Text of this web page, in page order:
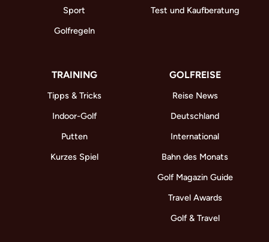
Sport
Golfregeln
Test und Kaufberatung
TRAINING
Tipps & Tricks
Indoor-Golf
Putten
Kurzes Spiel
GOLFREISE
Reise News
Deutschland
International
Bahn des Monats
Golf Magazin Guide
Travel Awards
Golf & Travel